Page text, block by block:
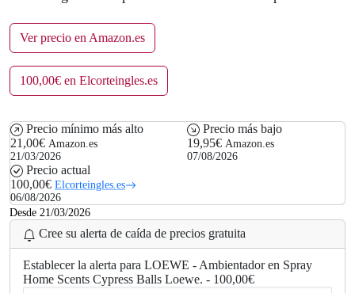
Ver precio en Amazon.es
100,00€ en Elcorteingles.es
Precio mínimo más alto
21,00€ Amazon.es
21/03/2026
Precio más bajo
19,95€ Amazon.es
07/08/2026
Precio actual
100,00€ Elcorteingles.es
06/08/2026
Desde 21/03/2026
Cree su alerta de caída de precios gratuita
Establecer la alerta para LOEWE - Ambientador en Spray
Home Scents Cypress Balls Loewe. - 100,00€